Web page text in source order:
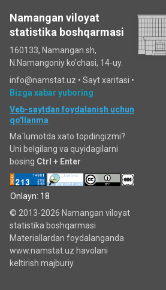
Namangan viloyat
statistika boshqarmasi
160133, Namangan sh,
N.Namangoniy ko'chasi, 14-uy.
info@namstat.uz • Sayt xaritasi •
Bizga xabar yuboring
Veb-saytdan foydalanish uchun
qo'llanma
Ma`lumotda xato topdingizmi?
Uni belgilang va quyidagilarni
bosing Ctrl + Enter
Onlayn: 18
© 2013-2026 Namangan viloyat
statistika boshqarmasi
Materiallardan foydalanganda
www.namstat.uz havolani
keltirish majburiy.